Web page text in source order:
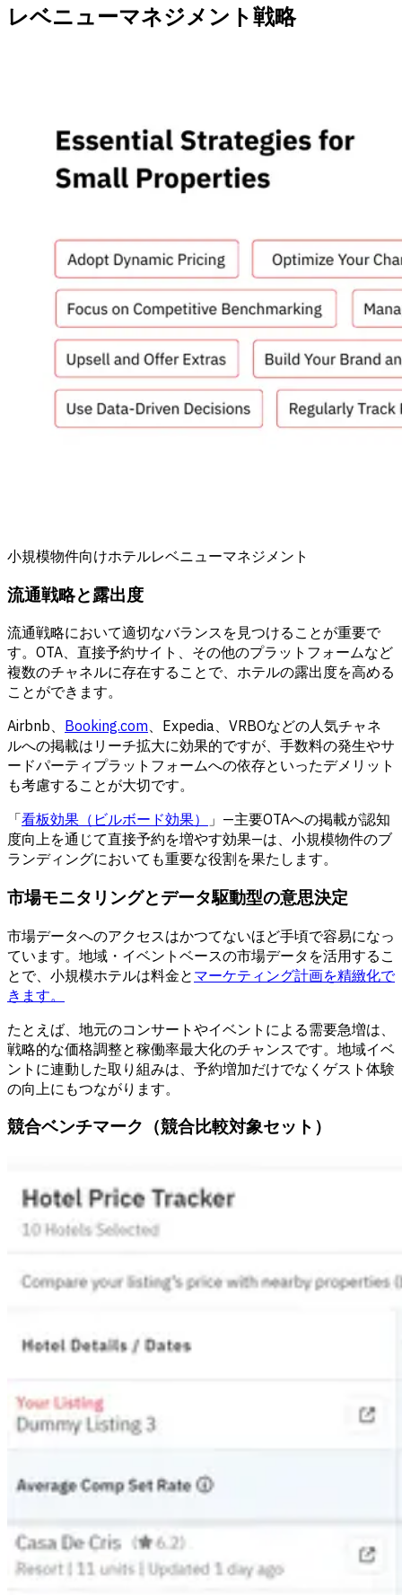
レベニューマネジメント戦略
小規模物件向けホテルレベニューマネジメント
流通戦略と露出度
流通戦略において適切なバランスを見つけることが重要で
す。OTA、直接予約サイト、その他のプラットフォームなど
複数のチャネルに存在することで、ホテルの露出度を高める
ことができます。
Airbnb、 Booking.com、Expedia、VRBOなどの人気チャネ
ルへの掲載はリーチ拡大に効果的ですが、手数料の発生やサ
ードパーティプラットフォームへの依存といったデメリット
も考慮することが大切です。
「看板効果（ビルボード効果）
」—主要OTAへの掲載が認知
度向上を通じて直接予約を増やす効果—は、小規模物件のブ
ランディングにおいても重要な役割を果たします。
市場モニタリングとデータ駆動型の意思決定
市場データへのアクセスはかつてないほど手頃で容易になっ
ています。地域・イベントベースの市場データを活用するこ
とで、小規模ホテルは料金と マーケティング計画を精緻化で
きます。
たとえば、地元のコンサートやイベントによる需要急増は、
戦略的な価格調整と稼働率最大化のチャンスです。地域イベ
ントに連動した取り組みは、予約増加だけでなくゲスト体験
の向上にもつながります。
競合ベンチマーク（競合比較対象セット）